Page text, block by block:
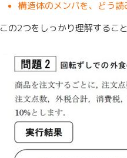
構造体のメンバを、どう
この2つをしっかり理解するこ